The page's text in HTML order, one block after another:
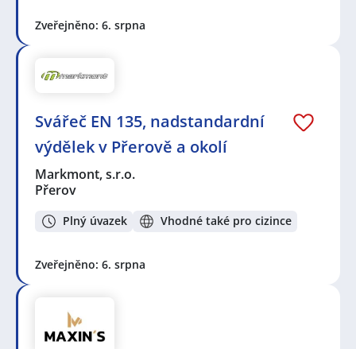
Zveřejněno: 6. srpna
Svářeč EN 135, nadstandardní
výdělek v Přerově a okolí
Markmont, s.r.o.
Přerov
Plný úvazek Vhodné také pro cizince
Zveřejněno: 6. srpna